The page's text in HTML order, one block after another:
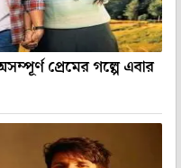
প্রেমের গল্পে এবার